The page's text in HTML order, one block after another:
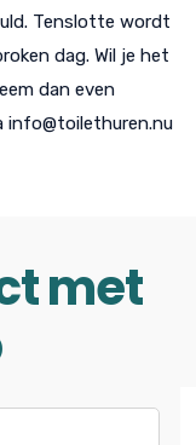
Tenslotte wordt
dag. Wil je het
dan even
met